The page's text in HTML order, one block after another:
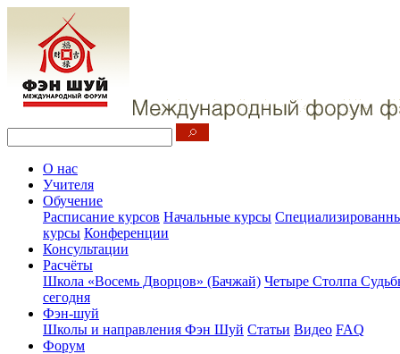
О нас
Учителя
Обучение
Расписание курсов Начальные курсы
курсы Конференции
Консультации
Расчёты
Школа «Восемь Дворцов» (Бачжай) Четыре Столпа
сегодня
Фэн-шуй
Школы и направления Фэн Шуй Статьи Видео FAQ
Форум